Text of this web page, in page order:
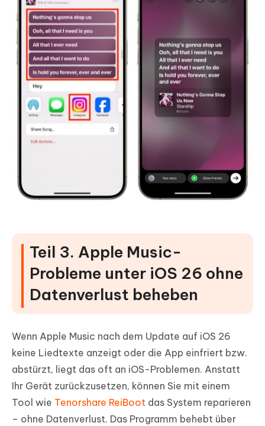
Teil 3. Apple Music-
Probleme unter iOS 26 ohne
Datenverlust beheben
Wenn Apple Music nach dem Update auf iOS 26
keine Liedtexte anzeigt oder die App einfriert bzw.
abstürzt, liegt das oft an iOS-Problemen. Anstatt
Ihr Gerät zurückzusetzen, können Sie mit einem
Tool wie Tenorshare ReiBoot das System reparieren
– ohne Datenverlust. Das Programm behebt über